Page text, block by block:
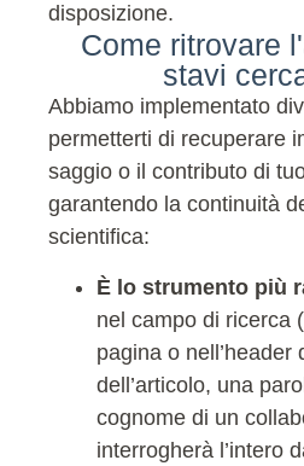
disposizione.
Come ritrovare
stavi
Abbiamo implementato
permetterti di recuperare
saggio o il contributo di
garantendo la continuità
scientifica:
È lo strumento più
nel campo di ricerca
pagina o nell’header
dell’articolo, una
cognome di un
interrogherà l’intero